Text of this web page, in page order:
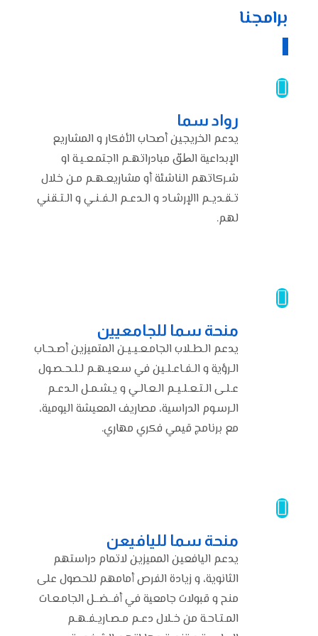
برامجنا
_
رواد سما
يدعم الخريجين أصحاب الأفكار و المشاريع
الإبداعية الط̈ق مبادراتهـم ااجتمـعـيـة او
شـركاتهم الناشئة أو مشاريعـهـم مـن خلال
تـقـديـم االإرشـاد و الـدعـم الـفـنـي و الـتـقني
لهم.
منحة سما للجامعيين
يدعم الـطـلاب الجامـعـيـيـن المتميزين أصـحـاب
الـرؤية و الـفـاعـلـين في سـعيـهـم لـلـحـصـول
عـلـى الـتـعـلـيـم الـعـالـي و يـشـمـل الـدعـم
الـرسـوم الدراسية، مصاريف المعيشة اليومية،
مع برنامج قيمي فكري مهاري.
منحة سما لليافيعن
يدعم اليافعين المميزين لاتمام دراستهم
الثانوية، و زيادة الفرص أمامهم للحصول على
منح و قبولات جامعية في أفــضــل الجامـعـات
المـتـاحـة من خـلال دعـم مـصـاريـفـهـم